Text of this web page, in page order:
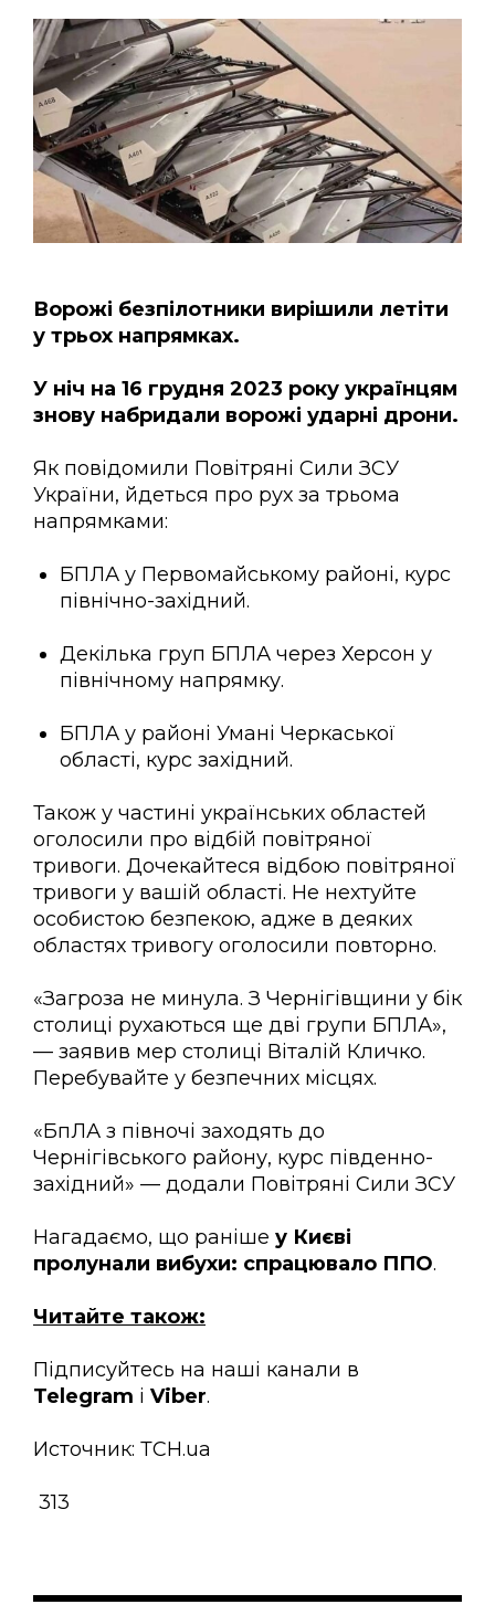
Ворожі безпілотники вирішили летіти
у трьох напрямках.
У ніч на 16 грудня 2023 року українцям
знову набридали ворожі ударні дрони.
Як повідомили Повітряні Сили ЗСУ
України, йдеться про рух за трьома
напрямками:
БПЛА у Первомайському районі, курс
північно-західний.
Декілька груп БПЛА через Херсон у
північному напрямку.
БПЛА у районі Умані Черкаської
області, курс західний.
Також у частині українських областей
оголосили про відбій повітряної
тривоги. Дочекайтеся відбою повітряної
тривоги у вашій області. Не нехтуйте
особистою безпекою, адже в деяких
областях тривогу оголосили повторно.
«Загроза не минула. З Чернігівщини у бік
столиці рухаються ще дві групи БПЛА»,
— заявив мер столиці Віталій Кличко.
Перебувайте у безпечних місцях.
«БпЛА з півночі заходять до
Чернігівського району, курс південно-
західний» — додали Повітряні Сили ЗСУ
Нагадаємо, що раніше у Києві
пролунали вибухи: спрацювало ППО.
Читайте також:
Підписуйтесь на наші канали в
Telegram і Viber.
Источник: ТСН.ua
313